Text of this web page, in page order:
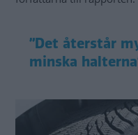
”Det återstår
minska